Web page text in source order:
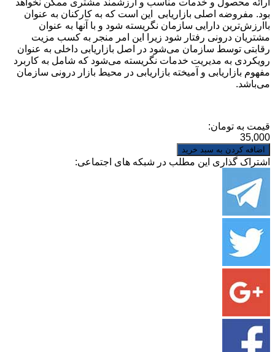
ارائه محصول و خدمات مناسب و ارزشمند مشتری ممکن نخواهد
بود. مفروضه اصلی بازاریابی این است که به کارکنان به عنوان
باارزش‌ترین دارایی سازمان نگریسته شود و با آنها به عنوان
مشتریان درونی رفتار شود زیرا این امر منجر به کسب مزیت
رقابتی توسط سازمان می‌شود در اصل بازاریابی داخلی به عنوان
رویکردی به مدیریت خدمات نگریسته می‌شود که شامل به کاربرد
مفهوم بازاریابی و آمیخته بازاریابی در محیط بازار درونی سازمان
می‌باشد.
قیمت به تومان:
35,000
اشتراک گذاری این مطلب در شبکه های اجتماعی: